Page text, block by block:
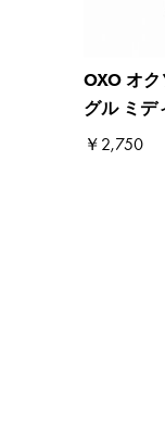
OXO オ
グル ミデ
￥2,750